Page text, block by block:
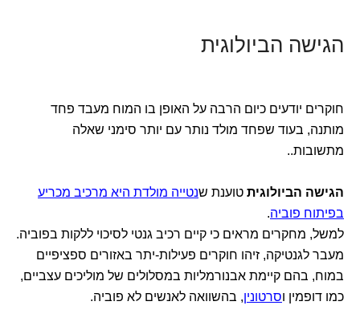
הגישה הביולוגית
חוקרים יודעים כיום הרבה על האופן בו המוח מעבד פחד
מותנה, בעוד שפחד מולד נותר עם יותר סימני שאלה
מתשובות..
הגישה הביולוגית טוענת שנטייה מולדת היא מרכיב מכריע
בפיתוח פוביה.
למשל, מחקרים מראים כי קיים רכיב גנטי לסיכוי ללקות בפוביה.
מעבר לגנטיקה, זיהו חוקרים פעילות-יתר באזורים ספציפיים
במוח, בהם קיימת אבנורמליות במסלולים של מוליכים עצביים,
כמו דופמין וסרטונין, בהשוואה לאנשים לא פוביה.